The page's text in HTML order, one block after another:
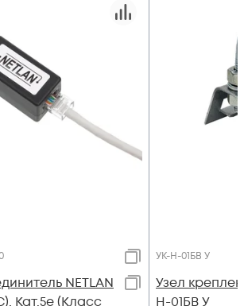
NETLAN
Кат.5e (Класс
УК-Н-01БВ У
Узел
Н-01БВ У